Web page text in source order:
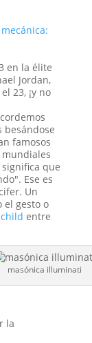
en la élite
Jordan,
23, ¡y no
besándose
famosos
que
Ese es
Un
el gesto o
entre
masónica illuminati
la